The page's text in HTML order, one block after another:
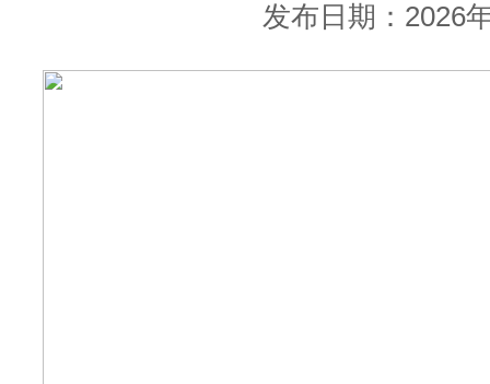
发布日期：2026